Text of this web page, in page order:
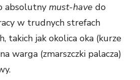
absolutny must-have do
w trudnych strefach
takich jak okolica oka (kurze
warga (zmarszczki palacza)